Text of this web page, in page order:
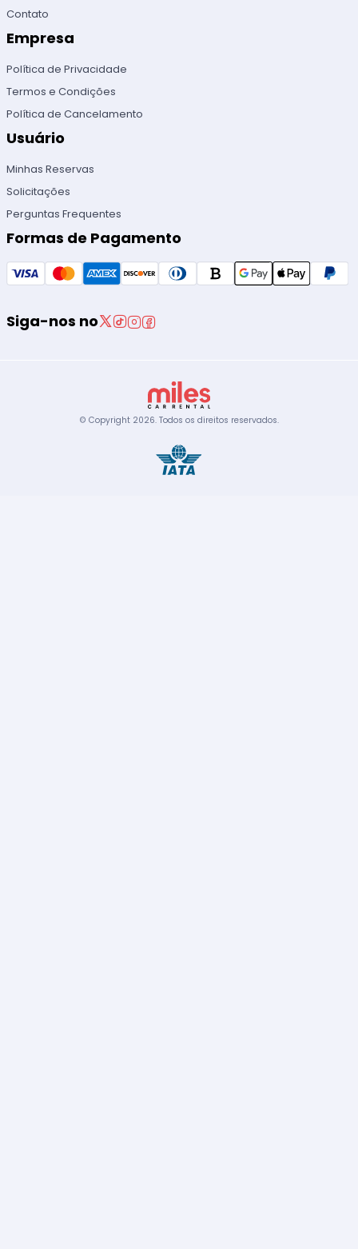
Contato
Empresa
Política de Privacidade
Termos e Condições
Política de Cancelamento
Usuário
Minhas Reservas
Solicitações
Perguntas Frequentes
Formas de Pagamento
Siga-nos no
© Copyright 2026. Todos os direitos reservados.